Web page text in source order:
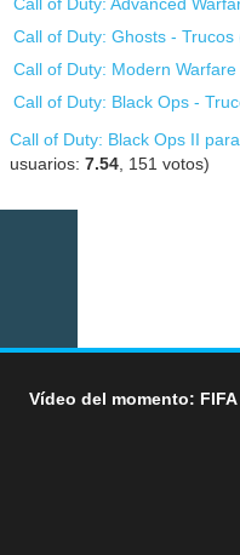
Call of Duty: Ghosts - Trucos
Call of Duty: Modern
Call of Duty: Black Ops -
Call of Duty: Black Ops II
usuarios:7.54 151 votos)
Vídeo del momento: